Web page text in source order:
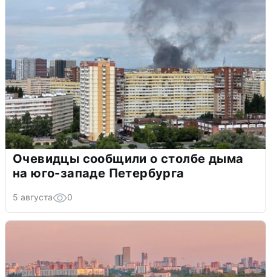
Очевидцы сообщили о столбе дыма
на юго-западе Петербурга
5 августа 0